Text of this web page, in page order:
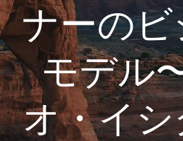
ナーの
モデル
オ・イ